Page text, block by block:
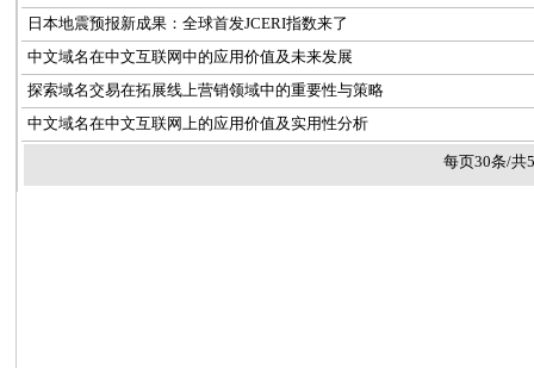
日本地震预报新成果：全球首发JCERI指数来了
中文域名在中文互联网中的应用价值及未来发展
探索域名交易在拓展线上营销领域中的重要性与策略
中文域名在中文互联网上的应用价值及实用性分析
每页30条/